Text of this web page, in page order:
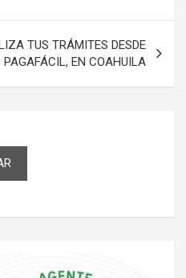
TUS TRÁMITES DESDE
PAGAFÁCIL, EN COAHUILA